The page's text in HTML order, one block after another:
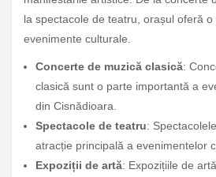
la spectacole de teatru, orașul oferă o
evenimente culturale.
Concerte de muzică clasică:
clasică sunt o parte importantă a
din Cisnădioara.
Spectacole de teatru:
atracție principală a evenimentelor
Expoziții de artă: Expozițiile de